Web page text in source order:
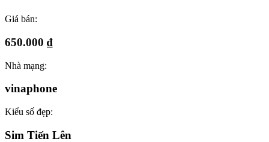
Giá bán:
650.000 ₫
Nhà mạng:
vinaphone
Kiểu số đẹp:
Sim Tiến Lên